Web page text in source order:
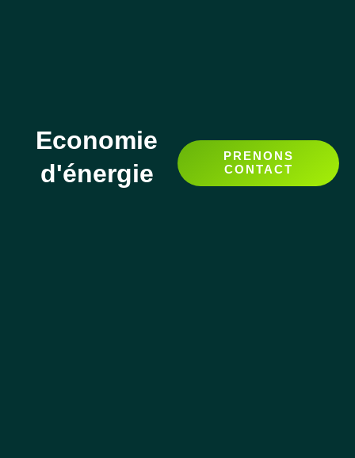
Economie
d'énergie
PRENONS
CONTACT